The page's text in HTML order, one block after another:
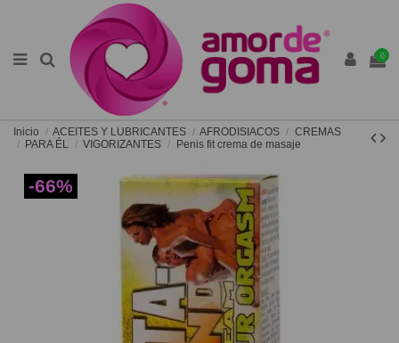
0
Inicio ACEITES Y LUBRICANTES AFRODISIACOS
CREMAS
PARA ÉL
VIGORIZANTES Penis fit crema de masaje
-66%